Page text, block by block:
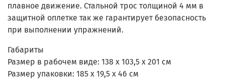
плавное движение. Стальной трос толщиной 4 мм в
защитной оплетке так же гарантирует безопасность
при выполнении упражнений.
Габариты
Размер в рабочем виде: 138 х 103,5 х 201 см
Размер упаковки: 185 х 19,5 х 46 см